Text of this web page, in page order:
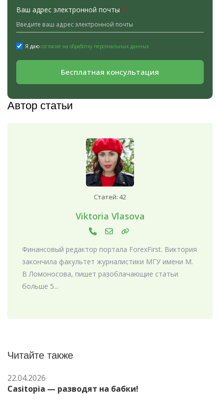
Ваш адрес электронной почты *
Я даю согласие на обработку персональных данных.
Бесплатная консультация
Автор статьи
Статей: 42
Viktoria Vlasova
Финансовый редактор портала ForexFirst. Виктория
закончила факультет журналистики МГУ имени М.
В Ломоносова, пишет разоблачающие статьи
больше 5...
Читайте также
22.04.2026
Casitopia — разводят на бабки!